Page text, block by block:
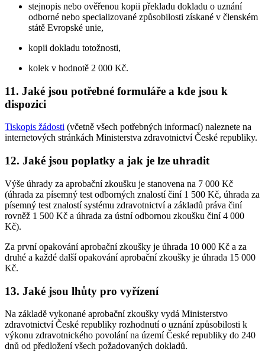
stejnopis nebo ověřenou kopii překladu dokladu o uznání
odborné nebo specializované způsobilosti získané v členském
státě Evropské unie,
kopii dokladu totožnosti,
kolek v hodnotě 2 000 Kč.
11. Jaké jsou potřebné formuláře a kde jsou k
dispozici
Tiskopis žádosti (včetně všech potřebných informací) naleznete na
internetových stránkách Ministerstva zdravotnictví České republiky.
12. Jaké jsou poplatky a jak je lze uhradit
Výše úhrady za aprobační zkoušku je stanovena na 7 000 Kč
(úhrada za písemný test odborných znalostí činí 1 500 Kč, úhrada za
písemný test znalostí systému zdravotnictví a základů práva činí
rovněž 1 500 Kč a úhrada za ústní odbornou zkoušku činí 4 000
Kč).
Za první opakování aprobační zkoušky je úhrada 10 000 Kč a za
druhé a každé další opakování aprobační zkoušky je úhrada 15 000
Kč.
13. Jaké jsou lhůty pro vyřízení
Na základě vykonané aprobační zkoušky vydá Ministerstvo
zdravotnictví České republiky rozhodnutí o uznání způsobilosti k
výkonu zdravotnického povolání na území České republiky do 240
dnů od předložení všech požadovaných dokladů.